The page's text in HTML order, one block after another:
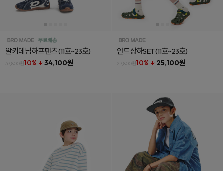
알키데님하프팬츠(11호~23호)
37,800원10% ↓ 34,100원
안드상하SET(11호~23호)
27,800원10% ↓ 25,100원